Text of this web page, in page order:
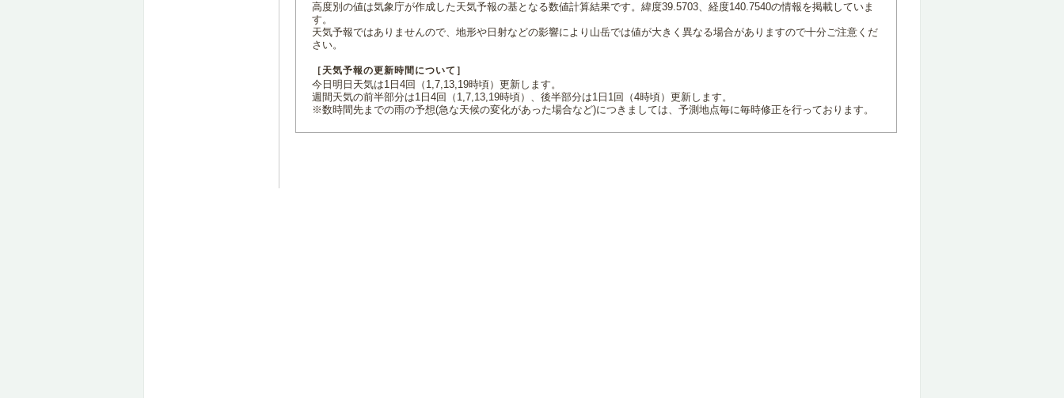
高度別の値は気象庁が作成した天気予報の基となる数値計算結果です。緯度39.5703、経度140.7540の情報を掲載していま
す。
天気予報ではありませんので、地形や日射などの影響により山岳では値が大きく異なる場合がありますので十分ご注意くだ
さい。
［天気予報の更新時間について］
今日明日天気は1日4回（1,7,13,19時頃）更新します。
週間天気の前半部分は1日4回（1,7,13,19時頃）、後半部分は1日1回（4時頃）更新します。
※数時間先までの雨の予想(急な天候の変化があった場合など)につきましては、予測地点毎に毎時修正を行っております。